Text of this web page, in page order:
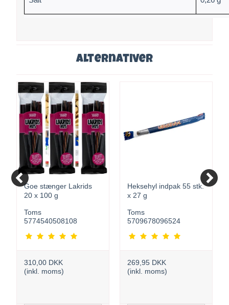
Alternativer
Goe stænger Lakrids
20 x 100 g
Toms
5774540508108
310,00 DKK
(inkl. moms)
Heksehyl indpak 55 stk.
x 27 g
Toms
5709678096524
269,95 DKK
(inkl. moms)